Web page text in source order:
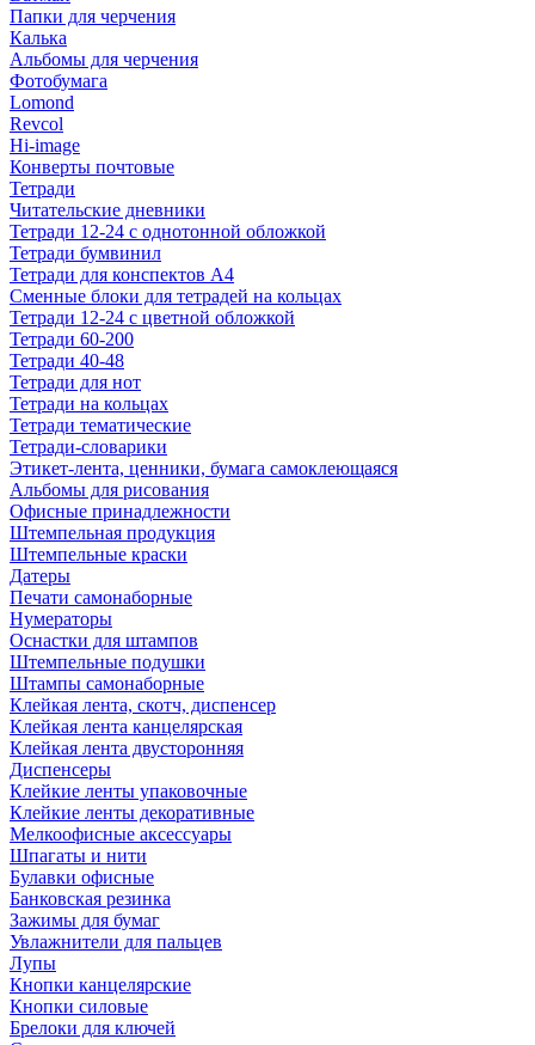
Папки для черчения
Калька
Альбомы для черчения
Фотобумага
Lomond
Revcol
Hi-image
Конверты почтовые
Тетради
Читательские дневники
Тетради 12-24 с однотонной обложкой
Тетради бумвинил
Тетради для конспектов А4
Сменные блоки для тетрадей на кольцах
Тетради 12-24 с цветной обложкой
Тетради 60-200
Тетради 40-48
Тетради для нот
Тетради на кольцах
Тетради тематические
Тетради-словарики
Этикет-лента, ценники, бумага самоклеющаяся
Альбомы для рисования
Офисные принадлежности
Штемпельная продукция
Штемпельные краски
Датеры
Печати самонаборные
Нумераторы
Оснастки для штампов
Штемпельные подушки
Штампы самонаборные
Клейкая лента, скотч, диспенсер
Клейкая лента канцелярская
Клейкая лента двусторонняя
Диспенсеры
Клейкие ленты упаковочные
Клейкие ленты декоративные
Мелкоофисные аксессуары
Шпагаты и нити
Булавки офисные
Банковская резинка
Зажимы для бумаг
Увлажнители для пальцев
Лупы
Кнопки канцелярские
Кнопки силовые
Брелоки для ключей